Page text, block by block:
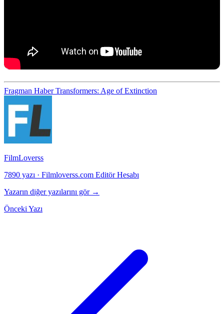
Fragman HaberTransformers: Age of Extinction
FilmLoverss
7890 yazı · Filmloverss.com Editör Hesabı
Yazarın diğer yazılarını gör →
Önceki Yazı